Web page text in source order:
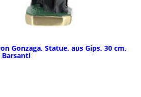
Gonzaga, Statue, aus Gips, 30 cm,